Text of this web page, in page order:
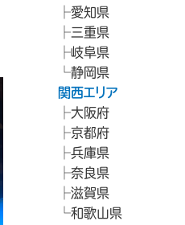
愛知県
三重県
岐阜県
静岡県
関西エリア
大阪府
京都府
兵庫県
奈良県
滋賀県
和歌山県